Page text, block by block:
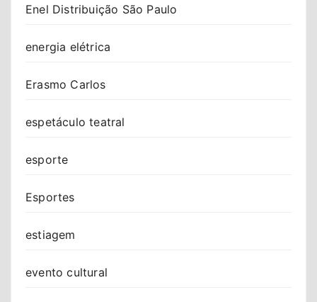
Enel Distribuição São Paulo
energia elétrica
Erasmo Carlos
espetáculo teatral
esporte
Esportes
estiagem
evento cultural